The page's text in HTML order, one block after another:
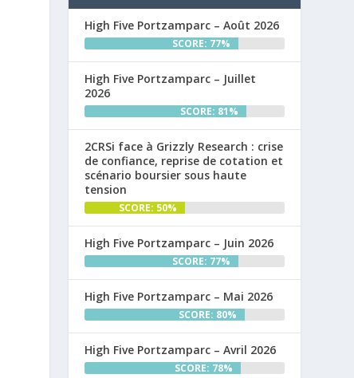
High Five Portzamparc – Août 2026
SCORE: 77%
High Five Portzamparc – Juillet
2026
SCORE: 81%
2CRSi face à Grizzly Research : crise
de confiance, reprise de cotation et
scénario boursier sous haute
tension
SCORE: 50%
High Five Portzamparc – Juin 2026
SCORE: 77%
High Five Portzamparc – Mai 2026
SCORE: 80%
High Five Portzamparc – Avril 2026
SCORE: 78%